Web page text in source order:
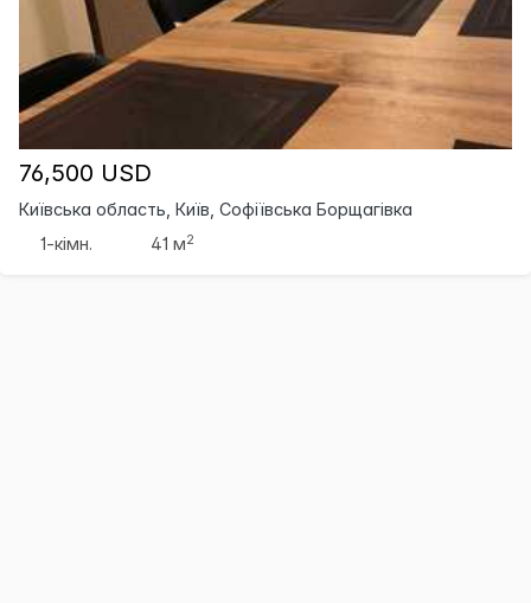
76,500 USD
Київська область, Київ, Софіївська Борщагівка
1-кімн.
41 м2